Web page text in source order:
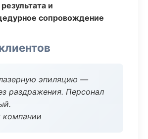
и
сопровождение
эпиляцию —
раздражения. Персонал